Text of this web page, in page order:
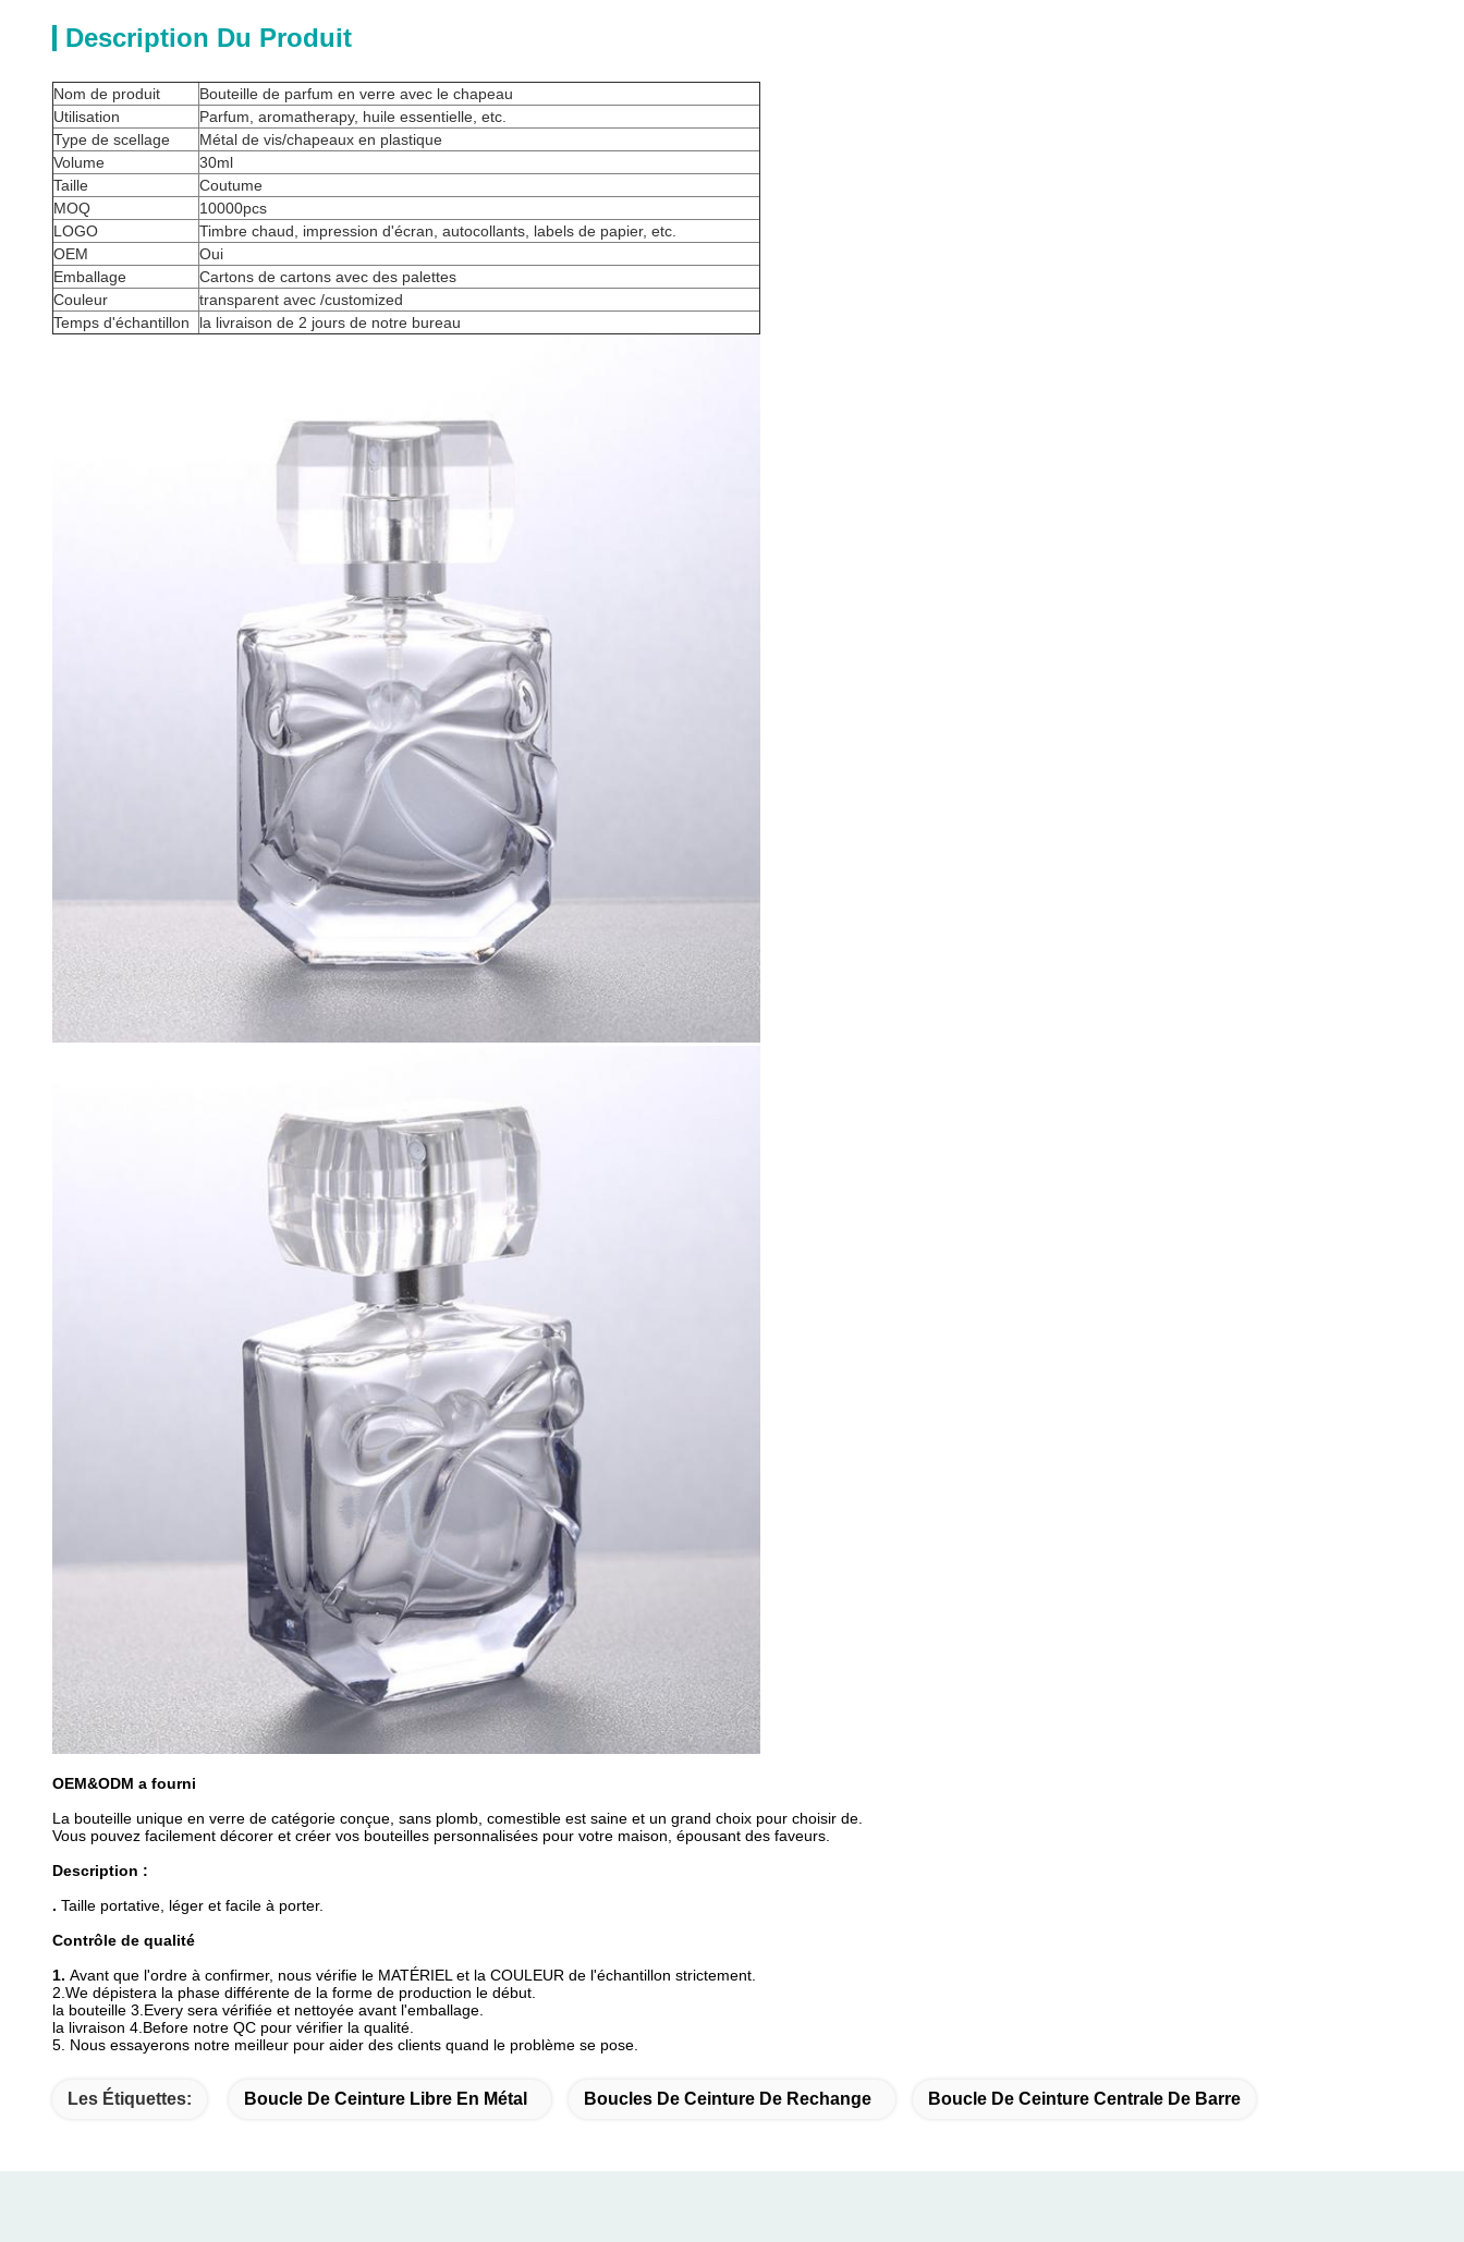
Description Du Produit
Nom de produit
Bouteille de parfum en verre avec le chapeau
Utilisation
Parfum, aromatherapy, huile essentielle, etc.
Type de scellage
Métal de vis/chapeaux en plastique
Volume
30ml
Taille
Coutume
MOQ
10000pcs
LOGO
Timbre chaud, impression d'écran, autocollants, labels de papier, etc.
OEM
Oui
Emballage
Cartons de cartons avec des palettes
Couleur
transparent avec /customized
Temps d'échantillon
la livraison de 2 jours de notre bureau
OEM&ODM a fourni
La bouteille unique en verre de catégorie conçue, sans plomb, comestible est saine et un grand choix pour choisir de.
Vous pouvez facilement décorer et créer vos bouteilles personnalisées pour votre maison, épousant des faveurs.
Description :
. Taille portative, léger et facile à porter.
Contrôle de qualité
1. Avant que l'ordre à confirmer, nous vérifie le MATÉRIEL et la COULEUR de l'échantillon strictement.
2.We dépistera la phase différente de la forme de production le début.
la bouteille 3.Every sera vérifiée et nettoyée avant l'emballage.
la livraison 4.Before notre QC pour vérifier la qualité.
5. Nous essayerons notre meilleur pour aider des clients quand le problème se pose.
Les Étiquettes: Boucle De Ceinture Libre En Métal Boucles De Ceinture De Rechange Boucle De Ceinture Centrale De Barre